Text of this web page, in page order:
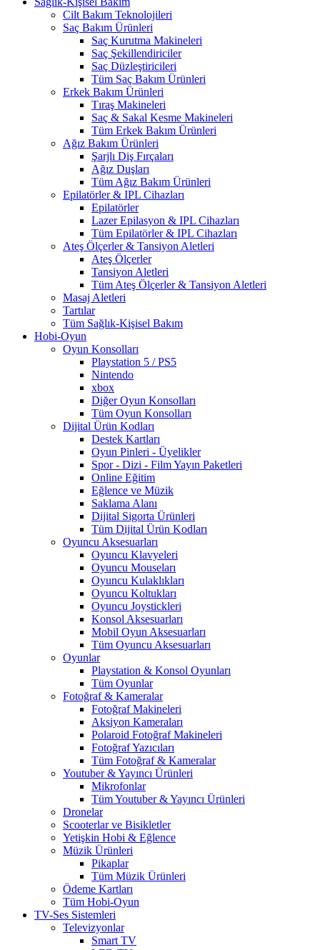
Cilt Bakım Teknolojileri
Saç Bakım Ürünleri
Saç Kurutma Makineleri
Saç Şekillendiriciler
Saç Düzleştiricileri
Tüm Saç Bakım Ürünleri
Erkek Bakım Ürünleri
Tıraş Makineleri
Saç & Sakal Kesme Makineleri
Tüm Erkek Bakım Ürünleri
Ağız Bakım Ürünleri
Şarjlı Diş Fırçaları
Ağız Duşları
Tüm Ağız Bakım Ürünleri
Epilatörler & IPL Cihazları
Epilatörler
Lazer Epilasyon & IPL Cihazları
Tüm Epilatörler & IPL Cihazları
Ateş Ölçerler & Tansiyon Aletleri
Ateş Ölçerler
Tansiyon Aletleri
Tüm Ateş Ölçerler & Tansiyon Aletleri
Masaj Aletleri
Tartılar
Tüm Sağlık-Kişisel Bakım
Hobi-Oyun
Oyun Konsolları
Playstation 5 / PS5
Nintendo
xbox
Diğer Oyun Konsolları
Tüm Oyun Konsolları
Dijital Ürün Kodları
Destek Kartları
Oyun Pinleri - Üyelikler
Spor - Dizi - Film Yayın Paketleri
Online Eğitim
Eğlence ve Müzik
Saklama Alanı
Dijital Sigorta Ürünleri
Tüm Dijital Ürün Kodları
Oyuncu Aksesuarları
Oyuncu Klavyeleri
Oyuncu Mouseları
Oyuncu Kulaklıkları
Oyuncu Koltukları
Oyuncu Joystickleri
Konsol Aksesuarları
Mobil Oyun Aksesuarları
Tüm Oyuncu Aksesuarları
Oyunlar
Playstation & Konsol Oyunları
Tüm Oyunlar
Fotoğraf & Kameralar
Fotoğraf Makineleri
Aksiyon Kameraları
Polaroid Fotoğraf Makineleri
Fotoğraf Yazıcıları
Tüm Fotoğraf & Kameralar
Youtuber & Yayıncı Ürünleri
Mikrofonlar
Tüm Youtuber & Yayıncı Ürünleri
Dronelar
Scooterlar ve Bisikletler
Yetişkin Hobi & Eğlence
Müzik Ürünleri
Pikaplar
Tüm Müzik Ürünleri
Ödeme Kartları
Tüm Hobi-Oyun
TV-Ses Sistemleri
Televizyonlar
Smart TV